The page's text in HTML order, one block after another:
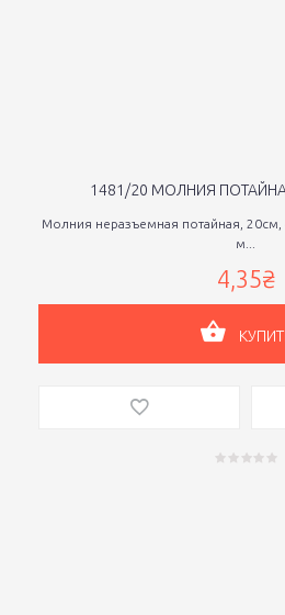
1481/20 МОЛНИЯ
Молния неразъемная потайная, 20см,
м...
4,35₴